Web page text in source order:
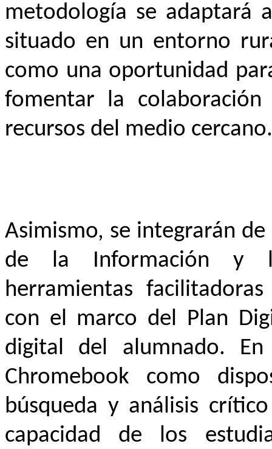
metodología se adaptará
situado en un entorno
como una oportunidad
fomentar la
recursos del medio cercano.
Asimismo, se integrarán
de la Información y
herramientas
con el marco del Plan
digital del alumnado.
Chromebook como
búsqueda y análisis
capacidad de los